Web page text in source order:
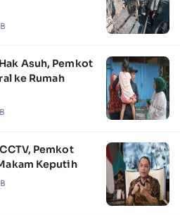
Asuh, Pemkot
ke Rumah
Pemkot
Keputih